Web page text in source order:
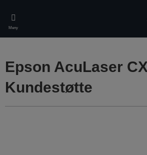
main
content
Meny
Epson AcuLaser
Kundestøtte